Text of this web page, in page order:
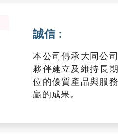
誠信 :
本公司傳承大同公
夥伴建立及維持長
位的優質產品與服
贏的成果。